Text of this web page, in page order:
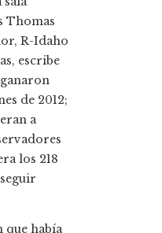
Thomas
R-Idaho
escribe
de 2012;
a
los 218
que había